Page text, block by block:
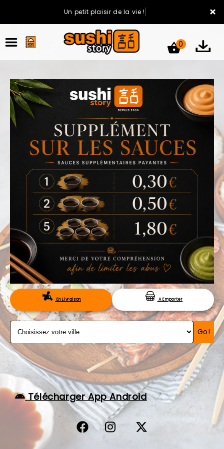
×
Un petit plaisir de la vie !
ACCUEIL
LA CARTE
VOTRE COMPTE
NOTRE RESTAURANT
VOS AVIS
MENTIONS LÉGALES
C.G.V
RÉSERVATION
0
En Livraison A Emporter
Go!
Télécharger App Android